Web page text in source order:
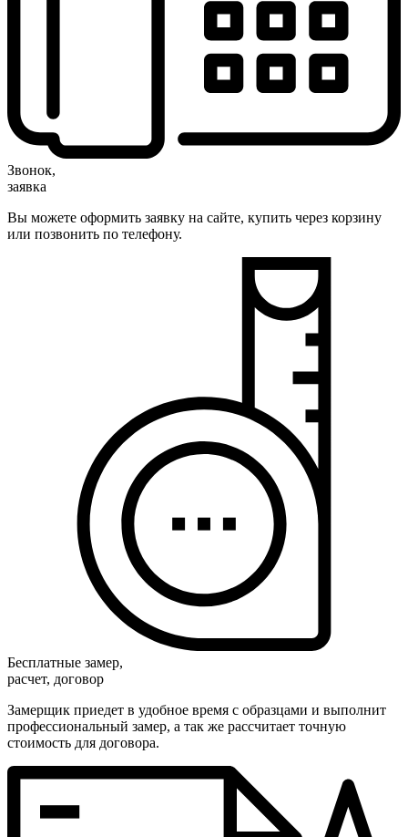
Звонок,
заявка
Вы можете оформить заявку на сайте, купить через корзину
или позвонить по телефону.
Бесплатные замер,
расчет, договор
Замерщик приедет в удобное время с образцами и выполнит
профессиональный замер, а так же рассчитает точную
стоимость для договора.